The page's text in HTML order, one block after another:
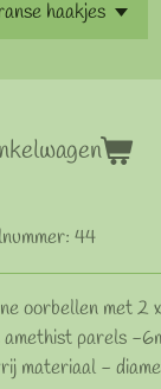
44
oorbellen met 2
amethist parels -
materiaal -